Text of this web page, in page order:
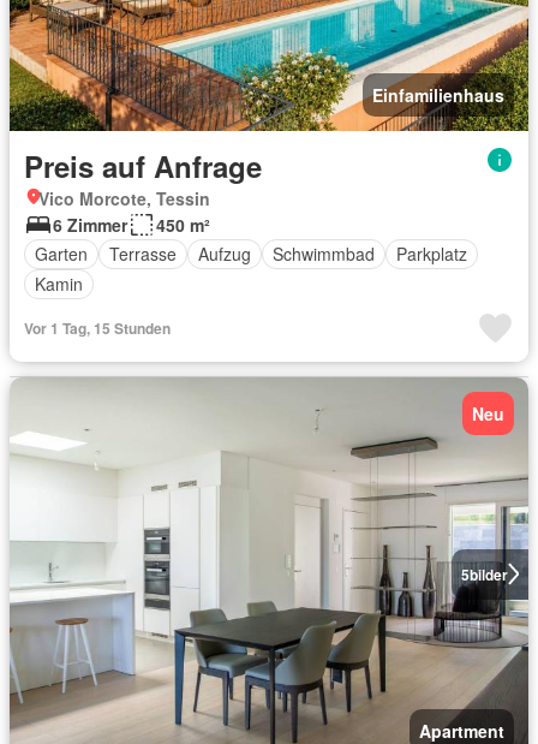
Einfamilienhaus
Preis auf Anfrage
Vico Morcote, Tessin
6 Zimmer
450 m²
Garten
Terrasse Aufzug Schwimmbad
Parkplatz
Kamin
Vor 1 Tag, 15 Stunden
5bilder
Neu
Apartment